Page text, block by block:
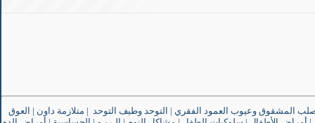
المشقوق وعيوب العمود الفقري | التوحد وطيف التوحد | متلازمة داون | العوق